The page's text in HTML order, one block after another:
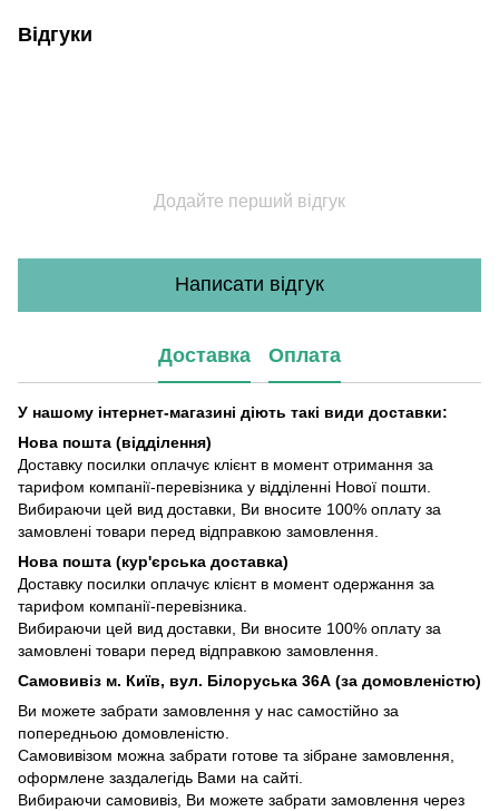
Відгуки
Додайте перший відгук
Написати відгук
Доставка Оплата
У нашому інтернет-магазині діють такі види доставки:
Нова пошта (відділення)
Доставку посилки оплачує клієнт в момент отримання за
тарифом компанії-перевізника у відділенні Нової пошти.
Вибираючи цей вид доставки, Ви вносите 100% оплату за
замовлені товари перед відправкою замовлення.
Нова пошта (кур'єрська доставка)
Доставку посилки оплачує клієнт в момент одержання за
тарифом компанії-перевізника.
Вибираючи цей вид доставки, Ви вносите 100% оплату за
замовлені товари перед відправкою замовлення.
Самовивіз м. Київ, вул. Білоруська 36А (за домовленістю)
Ви можете забрати замовлення у нас самостійно за
попередньою домовленістю.
Самовивізом можна забрати готове та зібране замовлення,
оформлене заздалегідь Вами на сайті.
Вибираючи самовивіз, Ви можете забрати замовлення через